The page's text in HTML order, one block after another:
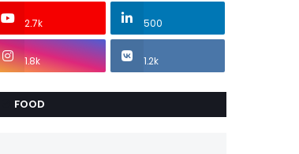
2.7k 500
1.8k 1.2k
FOOD